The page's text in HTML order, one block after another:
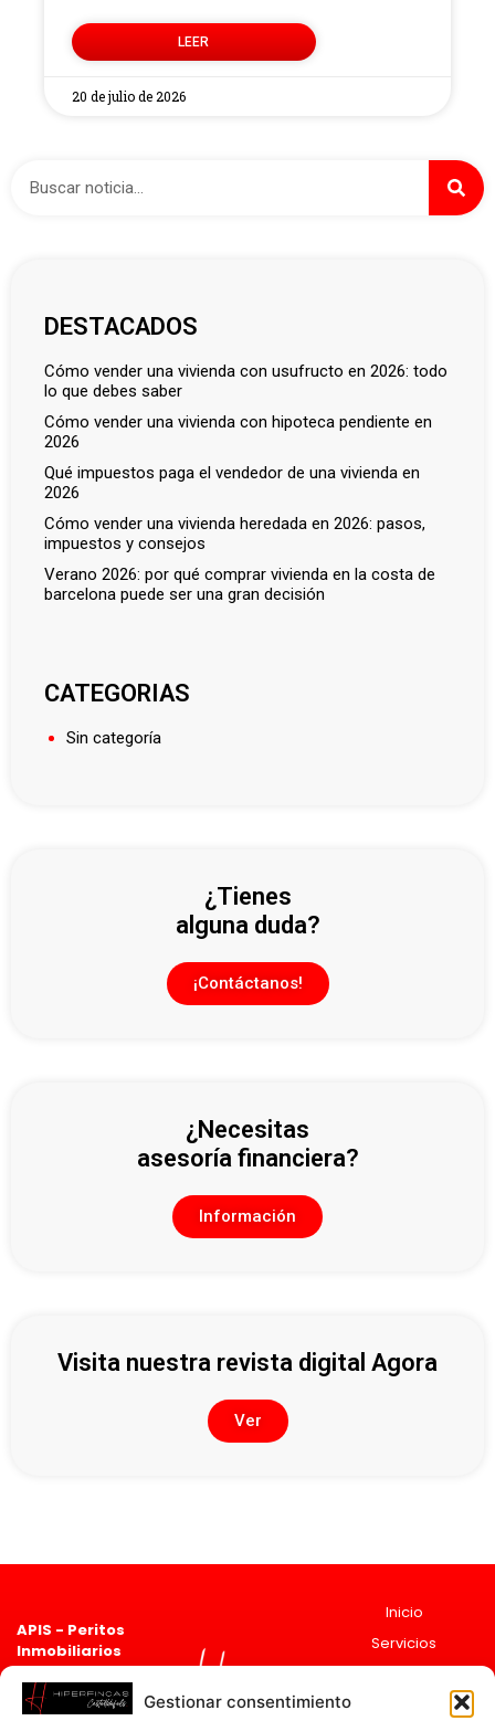
Gestionar consentimiento
LEER
20 de julio de 2026
DESTACADOS
cómo vender una vivienda con usufructo en 2026: todo
lo que debes saber
cómo vender una vivienda con hipoteca pendiente en
2026
qué impuestos paga el vendedor de una vivienda en
2026
cómo vender una vivienda heredada en 2026: pasos,
impuestos y consejos
verano 2026: por qué comprar vivienda en la costa de
barcelona puede ser una gran decisión
CATEGORIAS
Sin categoría
¿Tienes
alguna duda?
¡Contáctanos!
¿Necesitas
asesoría financiera?
Información
Visita nuestra revista digital Agora
Ver
APIS - Peritos
Inmobiliarios
Asociado 2835
Registro de agentes
Inmobiliarios de
Inicio
Servicios